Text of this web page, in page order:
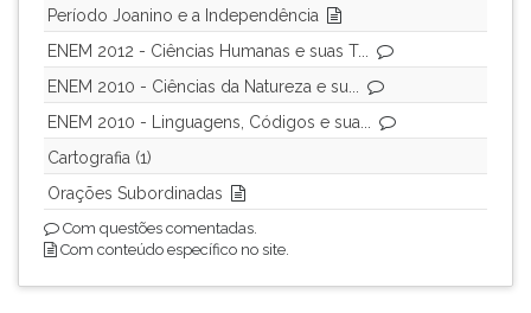
Período Joanino e a Independência
ENEM 2012 - Ciências Humanas e suas T...
ENEM 2010 - Ciências da Natureza e su...
ENEM 2010 - Linguagens, Códigos e sua...
Cartografia (1)
Orações Subordinadas
Com questões comentadas.
Com conteúdo específico no site.